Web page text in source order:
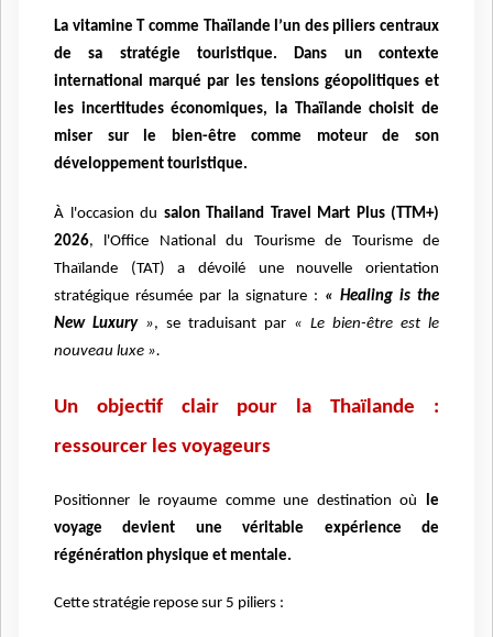
La vitamine T comme Thaïlande l’un des piliers centraux
de sa stratégie touristique. Dans un contexte
international marqué par les tensions géopolitiques et
les incertitudes économiques, la Thaïlande choisit de
miser sur le bien-être comme moteur de son
développement touristique.
À l'occasion du salon Thailand Travel Mart Plus (TTM+)
2026, l'Office National du Tourisme de Tourisme de
Thaïlande (TAT) a dévoilé une nouvelle orientation
stratégique résumée par la signature : « Healing is the
New Luxury», se traduisant par « Le bien-être est le
nouveau luxe ».
Un objectif clair pour la Thaïlande :
ressourcer les voyageurs
Positionner le royaume comme une destination où le
voyage devient une véritable expérience de
régénération physique et mentale.
Cette stratégie repose sur 5 piliers :